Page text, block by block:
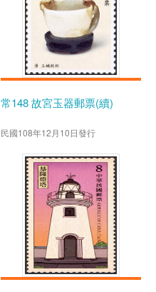
常148 故宮玉器郵票(續)
民國108年12月10日發行